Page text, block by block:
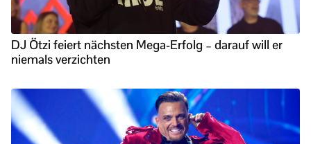
DJ Ötzi feiert nächsten Mega-Erfolg – darauf will er
niemals verzichten